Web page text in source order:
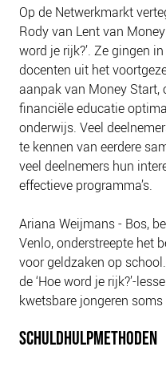
IN DE MEDIA
OVER NCFG
NIEUWS
BLOGS
Op de Netwerkmarkt
Rody van Lent van
word je rijk?’. Ze gingen
docenten uit het
aanpak van Money Start,
financiële educatie
onderwijs. Veel
te kennen van eerdere
veel deelnemers hun
effectieve programma’s.
Ariana Weijmans - Bos,
Venlo, onderstreepte het
voor geldzaken op
de ‘Hoe word je rijk?’-
kwetsbare jongeren soms
SCHULDHULPMETHODEN